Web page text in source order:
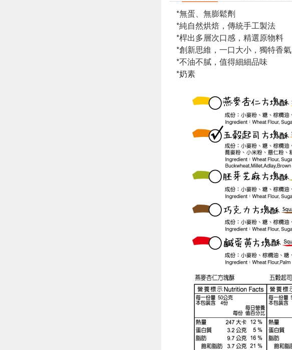
*無蛋、無膨鬆劑
*純自然烘焙，傳統手工製法
*桿出多層次口感，精選原物料
*創新思維，一口大小，獨特香氣
*不油不膩，值得細細品味
*奶素